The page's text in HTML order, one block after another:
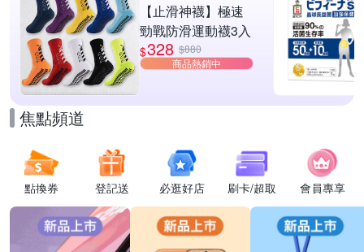
【止滑神襪】極速
勁戰防滑運動襪3入
$328 $880
商品熱銷中
焦點頻道
點換券 登記送 必逛好店 刷卡/超取 會員專享